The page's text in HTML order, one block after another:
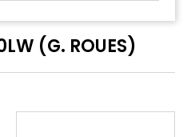
(G. ROUES)